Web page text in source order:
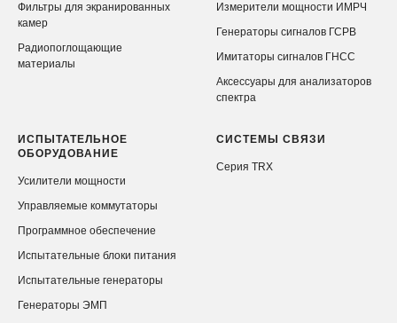
Фильтры для экранированных
камер
Радиопоглощающие
материалы
Измерители мощности ИМРЧ
Генераторы сигналов ГСРВ
Имитаторы сигналов ГНСС
Аксессуары для анализаторов
спектра
ИСПЫТАТЕЛЬНОЕ
ОБОРУДОВАНИЕ
Усилители мощности
Управляемые коммутаторы
Программное обеспечение
Испытательные блоки питания
Испытательные генераторы
Генераторы ЭМП
СИСТЕМЫ СВЯЗИ
Серия TRX